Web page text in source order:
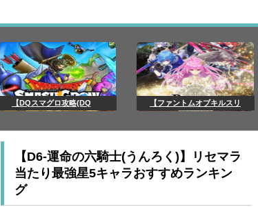
【DQスマグロ攻略(DQ 【ファントムオブキルスリ
【D6-運命の六騎士(うんろく)】リセマラ
当たり最強星5キャラおすすめランキン
グ